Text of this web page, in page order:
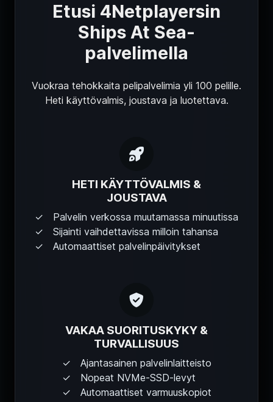
Etusi 4Netplayersin
Ships At Sea-
palvelimella
Vuokraa tehokkaita pelipalvelimia yli 100 pelille.
Heti käyttövalmis, joustava ja luotettava.
HETI KÄYTTÖVALMIS &
JOUSTAVA
Palvelin verkossa muutamassa minuutissa
Sijainti vaihdettavissa milloin tahansa
Automaattiset palvelinpäivitykset
VAKAA SUORITUSKYKY &
TURVALLISUUS
Ajantasainen palvelinlaitteisto
Nopeat NVMe-SSD-levyt
Automaattiset varmuuskopiot